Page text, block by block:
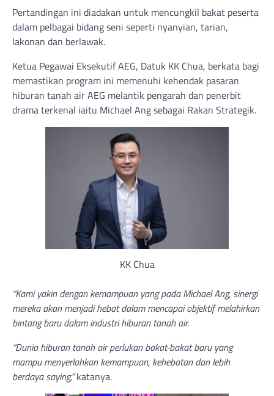
Pertandingan ini diadakan untuk mencungkil bakat peserta
dalam pelbagai bidang seni seperti nyanyian, tarian,
lakonan dan berlawak.
Ketua Pegawai Eksekutif AEG, Datuk KK Chua, berkata bagi
memastikan program ini memenuhi kehendak pasaran
hiburan tanah air AEG melantik pengarah dan penerbit
drama terkenal iaitu Michael Ang sebagai Rakan Strategik.
KK Chua
“Kami yakin dengan kemampuan yang pada Michael Ang, sinergi
mereka akan menjadi hebat dalam mencapai objektif melahirkan
bintang baru dalam industri hiburan tanah air.
“Dunia hiburan tanah air perlukan bakat-bakat baru yang
mampu menyerlahkan kemampuan, kehebatan dan lebih
berdaya saying,”katanya.